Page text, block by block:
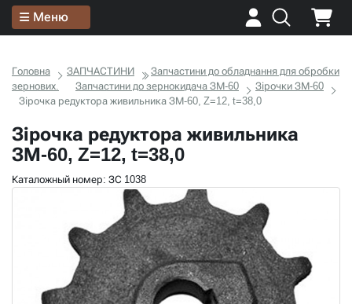
Меню
Головна ЗАПЧАСТИНИ
Запчастини до обладнання для обробки
зернових.
Запчастини до зернокидача ЗМ-60
Зірочки ЗМ-60
Зірочка редуктора живильника ЗМ-60, Z=12, t=38,0
Зірочка редуктора живильника
ЗМ-60, Z=12, t=38,0
Каталожный номер: ЗС 1038